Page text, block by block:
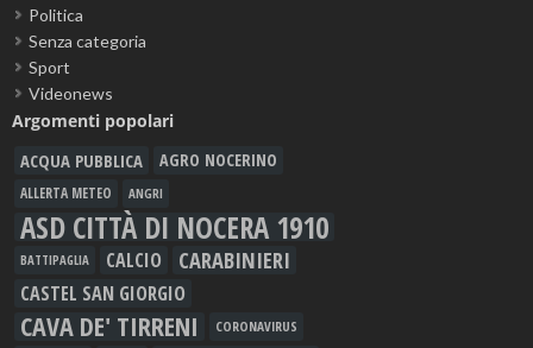
Politica
Senza categoria
Sport
Videonews
Argomenti popolari
ACQUA PUBBLICA AGRO NOCERINO
ALLERTA METEO ANGRI
ASD CITTÀ DI NOCERA 1910
BATTIPAGLIA CALCIO CARABINIERI
CASTEL SAN GIORGIO
CAVA DE' TIRRENI CORONAVIRUS